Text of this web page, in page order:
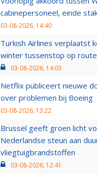
cabinepersoneel, einde
03-08-2026, 14:40
Turkish Airlines verplaatst
winter tussenstop op
03-08-2026, 14:03
Netflix publiceert nieuwe
over problemen bij Boeing
03-08-2026, 13:22
Brussel geeft groen licht
Nederlandse steun aan
vliegtuigbrandstoffen
03-08-2026, 12:41